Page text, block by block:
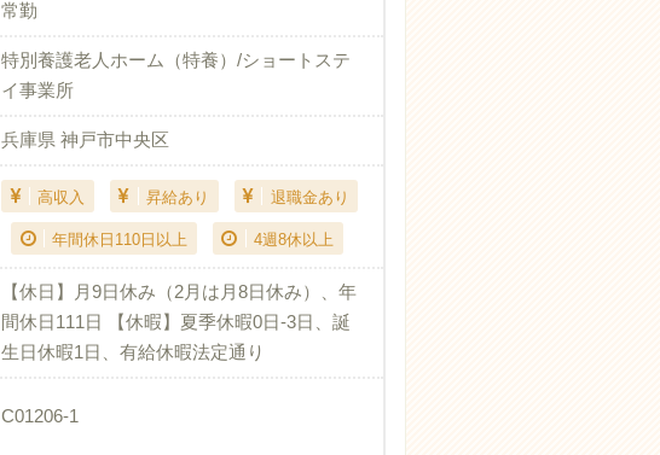
常勤
特別養護老人ホーム（特養）/ショートステ
イ事業所
兵庫県 神戸市中央区
高収入 昇給あり 退職金あり
年間休日110日以上 4週8休以上
【休日】月9日休み（2月は月8日休み）、年
間休日111日 【休暇】夏季休暇0日-3日、誕
生日休暇1日、有給休暇法定通り
C01206-1